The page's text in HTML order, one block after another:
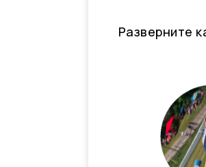
Разверните